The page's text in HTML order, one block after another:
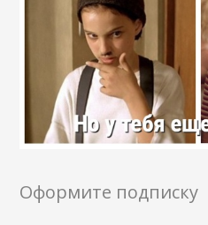
Оформите подписку